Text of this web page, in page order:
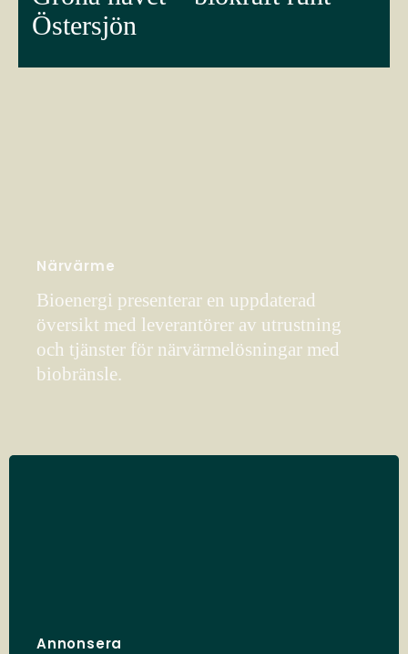
Östersjön
Närvärme
Bioenergi presenterar en uppdaterad
översikt med leverantörer av utrustning
och tjänster för närvärmelösningar med
biobränsle.
Annonsera